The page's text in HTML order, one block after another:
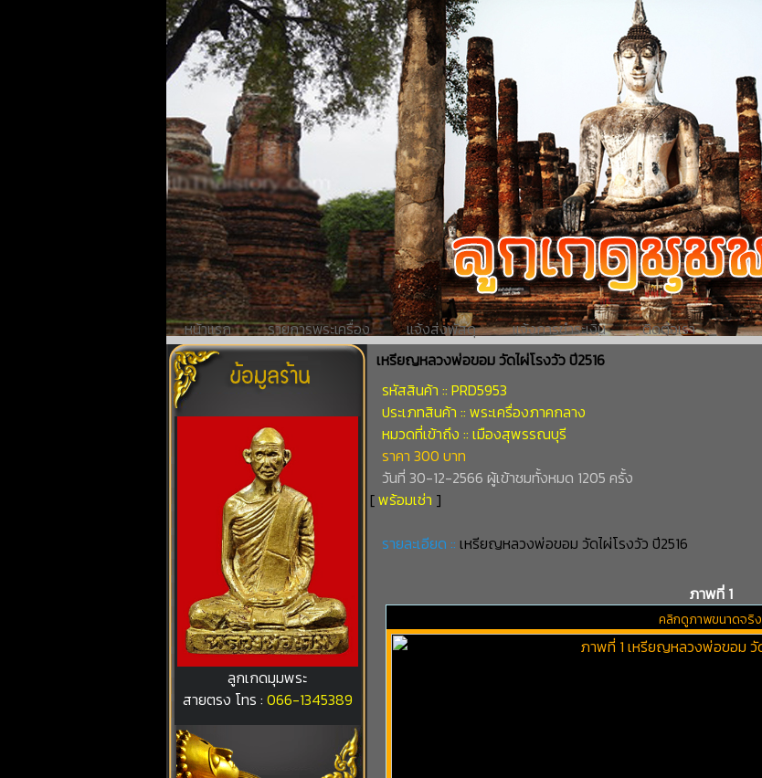
หน้าแรก รายการพระเครื่อง แจ้งส่งพัสดุ แจ้งการชำระเงิน ติดต่อเรา
ลูกเกดมุมพระ
สายตรง โทร : 066-1345389
เหรียญหลวงพ่อขอม วัดไผ่โรงวัว ปี2516
รหัสสินค้า :: PRD5953
ประเภทสินค้า :: พระเครื่องภาคกลาง
หมวดที่เข้าถึง :: เมืองสุพรรณบุรี
ราคา 300 บาท
วันที่ 30-12-2566 ผู้เข้าชมทั้งหมด 1205 ครั้ง
[พร้อมเช่า ]
รายละเอียด :: เหรียญหลวงพ่อขอม วัดไผ่โรงวัว ปี2516
ภาพที่ 1
คลิกดูภาพขนาดจริง